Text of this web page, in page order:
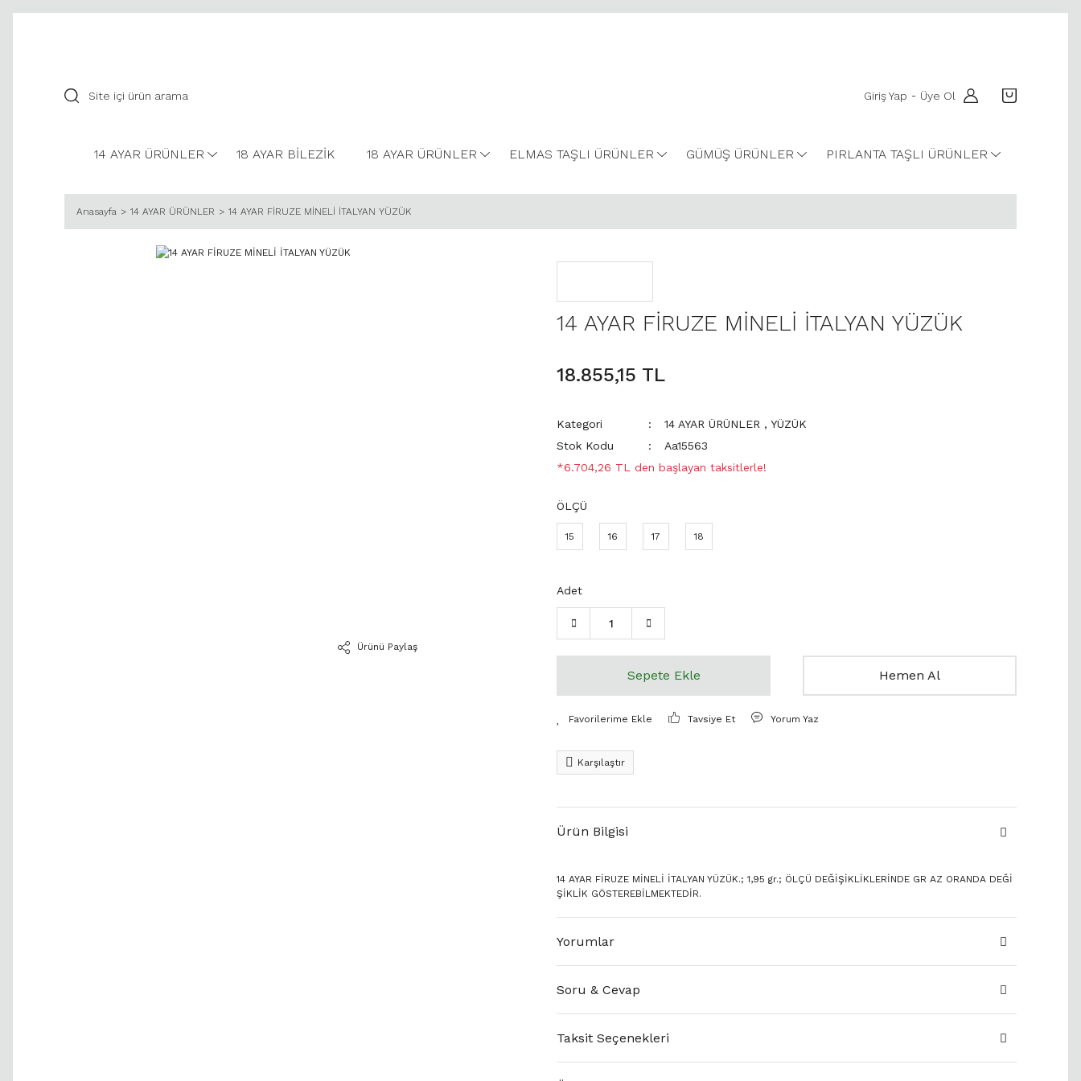
Giriş Yap - Üye Ol
14 AYAR ÜRÜNLER 18 AYAR BİLEZİK 18 AYAR ÜRÜNLER ELMAS TAŞLI ÜRÜNLER GÜMÜŞ ÜRÜNLER PIRLANTA TAŞLI ÜRÜNLER
Anasayfa 14 AYAR ÜRÜNLER 14 AYAR FİRUZE MİNELİ İTALYAN YÜZÜK
Ürünü Paylaş
14 AYAR FİRUZE MİNELİ İTALYAN YÜZÜK
18.855,15 TL
Kategori 14 AYAR ÜRÜNLER ,YÜZÜK
Stok Kodu
Aa15563
*6.704,26 TL den başlayan taksitlerle!
ÖLÇÜ
15 16 17 18
Adet
Sepete Ekle Hemen Al
Tavsiye Et Yorum Yaz
Karşılaştır
Ürün Bilgisi
14 AYAR FİRUZE MİNELİ İTALYAN YÜZÜK.; 1,95 gr.; ÖLÇÜ DEĞİŞİKLİKLERİNDE GR AZ ORANDA DEĞİ
ŞİKLİK GÖSTEREBİLMEKTEDİR.
Yorumlar
Soru & Cevap
Taksit Seçenekleri